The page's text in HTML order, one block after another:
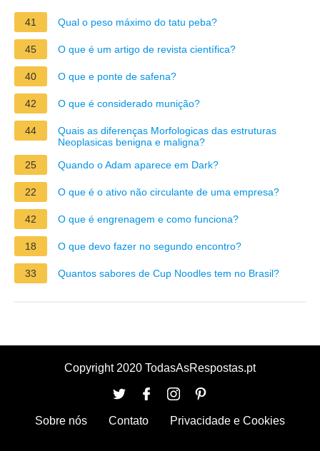
41 Qual o peso máximo do tatu peba?
45 O que é um artigo de revista científica?
40 O que e ponte de safena?
42 O que é considerado munição?
44
Quais as diferenças Morfologicas das estruturas
Neoplasicas benigna e maligna?
25
Quando o Adam aparece em Dark?
22 O que é o ativo não circulante de uma empresa?
42 O que é engrenagem e como funciona?
18 O que devo fazer no segundo encontro?
33 Quantos sabores de Cup Noodles tem no Brasil?
Copyright 2020 TodasAsRespostas.pt
Sobre nós Contato Privacidade e Cookies